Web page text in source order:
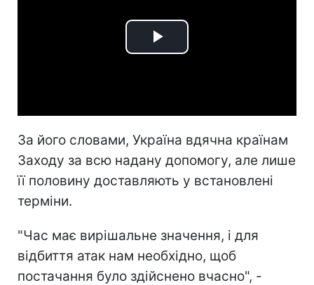
Play
За його словами, Україна вдячна країнам
Заходу за всю надану допомогу, але лише
її половину доставляють у встановлені
терміни.
"Час має вирішальне значення, і для
відбиття атак нам необхідно, щоб
постачання було здійснено вчасно", -